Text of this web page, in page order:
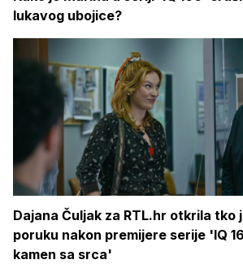
lukavog ubojice?
Dajana Čuljak za RTL.hr otkrila tko
poruku nakon premijere serije 'IQ
kamen sa srca'